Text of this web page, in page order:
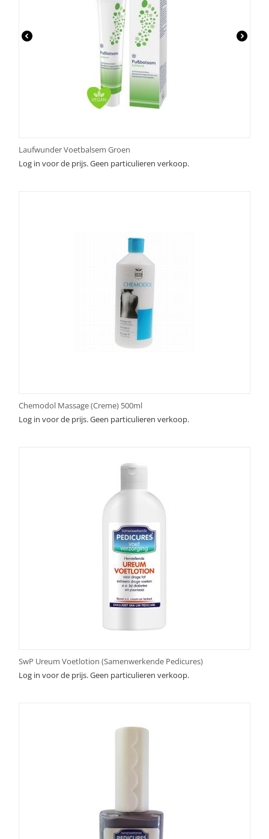
Laufwunder Voetbalsem Groen
Log in voor de prijs. Geen particulieren verkoop.
Chemodol Massage (Creme) 500ml
Log in voor de prijs. Geen particulieren verkoop.
SwP Ureum Voetlotion (Samenwerkende Pedicures)
Log in voor de prijs. Geen particulieren verkoop.